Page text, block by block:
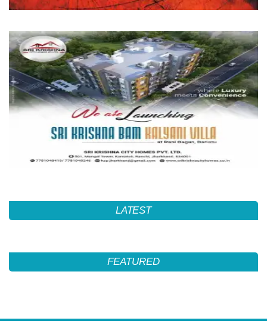
LATEST
FEATURED